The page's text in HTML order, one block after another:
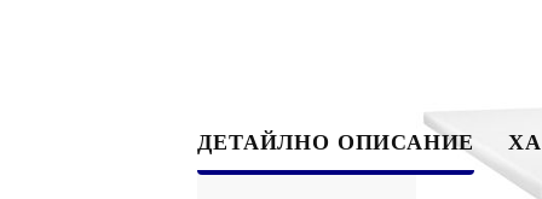
ДЕТАЙЛНО ОПИСАНИЕ